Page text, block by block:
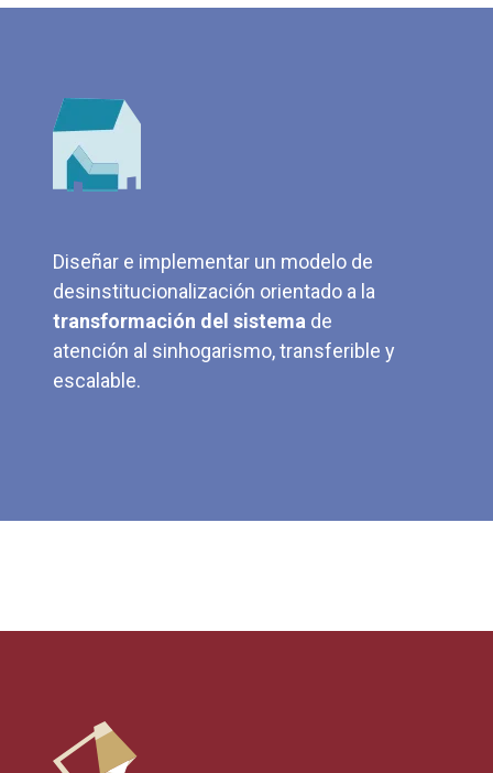
Diseñar e implementar un modelo de
desinstitucionalización orientado a la
transformación del sistema de
atención al sinhogarismo, transferible y
escalable.